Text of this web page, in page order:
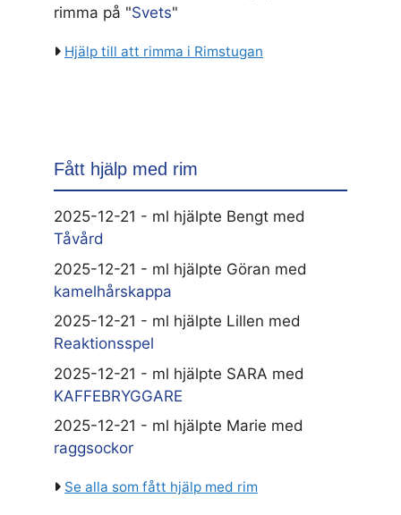
rimma på "Svets"
Hjälp till att rimma i Rimstugan
Fått hjälp med rim
2025-12-21 - ml hjälpte Bengt med
Tåvård
2025-12-21 - ml hjälpte Göran med
kamelhårskappa
2025-12-21 - ml hjälpte Lillen med
Reaktionsspel
2025-12-21 - ml hjälpte SARA med
KAFFEBRYGGARE
2025-12-21 - ml hjälpte Marie med
raggsockor
Se alla som fått hjälp med rim